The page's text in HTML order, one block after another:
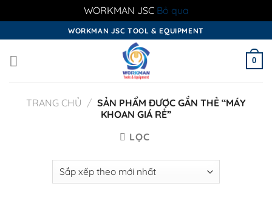
WORKMAN JSC Bỏ qua
to
content
WORKMAN JSC TOOL & EQUIPMENT
0
TRANG CHỦ / SẢN PHẨM ĐƯỢC GẮN THẺ “MÁY
KHOAN GIÁ RẺ”
LỌC